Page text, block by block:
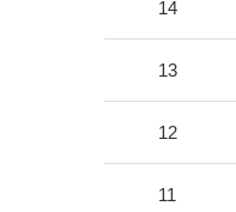
14
13
12
11